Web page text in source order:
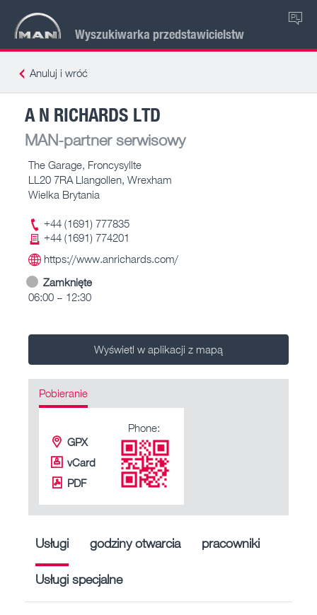
Wyszukiwarka przedstawicielstw
PL
Anuluj i wróć
A N RICHARDS LTD
MAN-partner serwisowy
The Garage, Froncysyllte
LL20 7RA Llangollen, Wrexham
Wielka Brytania
+44 (1691) 777835
+44 (1691) 774201
https://www.anrichards.com/
Zamknięte
06:00 – 12:30
Wyświetl w aplikacji z mapą
Pobieranie
GPX
vCard
PDF
Phone:
Usługi godziny otwarcia pracowniki
Usługi specjalne